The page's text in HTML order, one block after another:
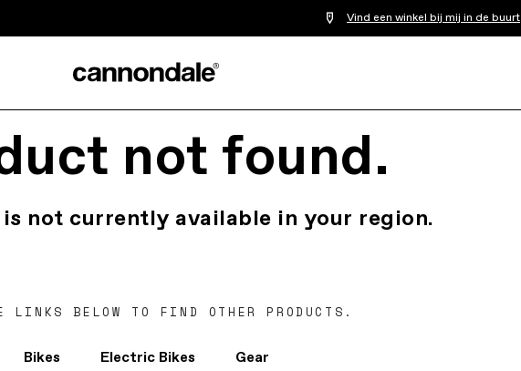
Vind een winkel bij mij in de buurt
not found.
not currently available in your region.
LINKS BELOW TO FIND OTHER PRODUCTS.
Bikes Electric Bikes Gear